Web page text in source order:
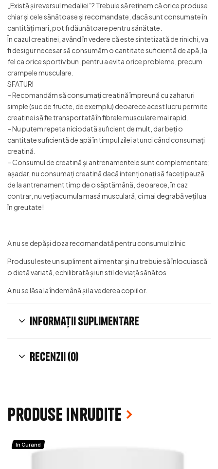
„Există și reversul medaliei”? Trebuie să reținem că orice produse,
chiar și cele sănătoase și recomandate, dacă sunt consumate în
cantități mari, pot fi dăunătoare pentru sănătate.
În cazul creatinei, având în vedere că este sintetizată de rinichi, va
fi desigur necesar să consumăm o cantitate suficientă de apă, la
fel ca orice sportiv bun, pentru a evita orice probleme, precum
crampele musculare.
SFATURI
– Recomandăm să consumați creatină împreună cu zaharuri
simple (suc de fructe, de exemplu) deoarece acest lucru permite
creatinei să fie transportată în fibrele musculare mai rapid.
– Nu putem repeta niciodată suficient de mult, dar beți o
cantitate suficientă de apă în timpul zilei atunci când consumați
creatină.
– Consumul de creatină și antrenamentele sunt complementare;
așadar, nu consumați creatină dacă intenționați să faceți pauză
de la antrenament timp de o săptămână, deoarece, în caz
contrar, nu veți acumula masă musculară, ci mai degrabă veți lua
în greutate!
A nu se depăși doza recomandată pentru consumul zilnic
Produsul este un supliment alimentar și nu trebuie să înlocuiască
o dietă variată, echilibrată și un stil de viață sănătos
A nu se lăsa la îndemână și la vederea copiilor.
Informații suplimentare
Recenzii (0)
Produse inrudite
In Curand